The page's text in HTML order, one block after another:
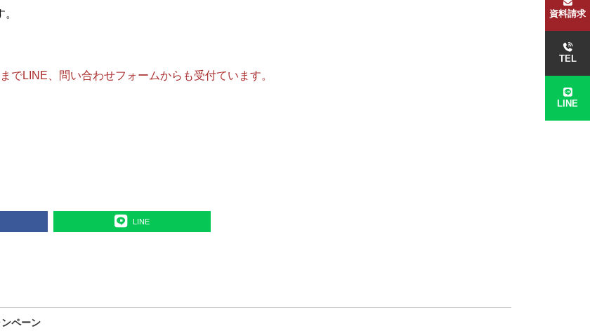
LINE、問い合わせフォームからも受付ています。
LINE
ペーン
資料請求
TEL
LINE